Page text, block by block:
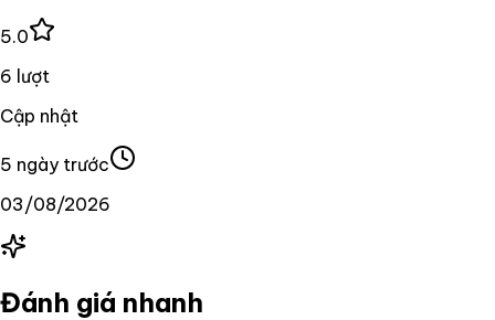
5.0
6 lượt
Cập nhật
5 ngày trước
03/08/2026
Đánh giá nhanh